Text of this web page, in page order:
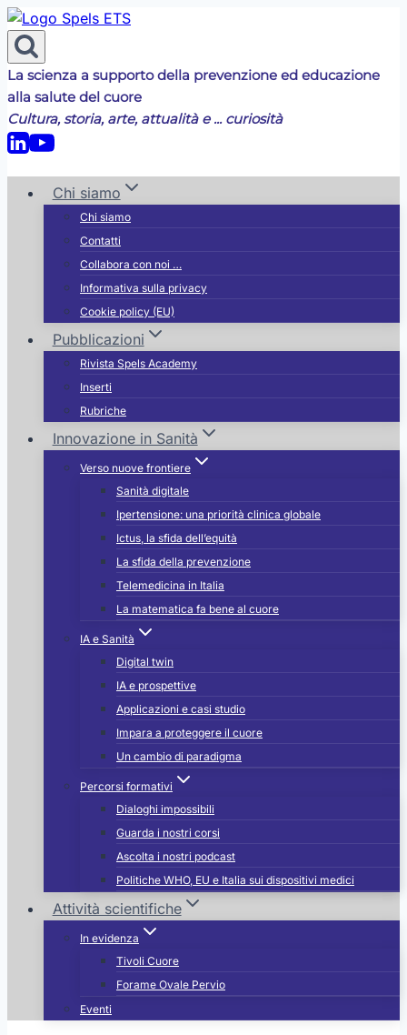
Salta
al
contenuto
La scienza a supporto della prevenzione ed educazione
alla salute del cuore
Cultura, storia, arte, attualità e ... curiosità
Chi siamo
Chi siamo
Contatti
Collabora con noi …
Informativa sulla privacy
Cookie policy (EU)
Pubblicazioni
Rivista Spels Academy
Inserti
Rubriche
Innovazione in Sanità
Verso nuove frontiere
Sanità digitale
Ipertensione: una priorità clinica globale
Ictus, la sfida dell’equità
La sfida della prevenzione
Telemedicina in Italia
La matematica fa bene al cuore
IA e Sanità
Digital twin
IA e prospettive
Applicazioni e casi studio
Impara a proteggere il cuore
Un cambio di paradigma
Percorsi formativi
Dialoghi impossibili
Guarda i nostri corsi
Ascolta i nostri podcast
Politiche WHO, EU e Italia sui dispositivi medici
Attività scientifiche
In evidenza
Tivoli Cuore
Forame Ovale Pervio
Eventi